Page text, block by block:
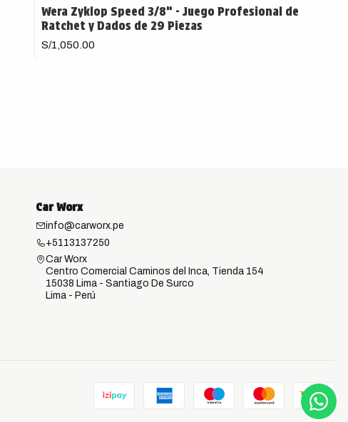
Wera Zyklop Speed 3/8” - Juego Profesional de
Ratchet y Dados de 29 Piezas
S/1,050.00
Car Worx
info@carworx.pe
+5113137250
Car Worx
Centro Comercial Caminos del Inca, Tienda 154
15038 Lima - Santiago De Surco
Lima - Perú